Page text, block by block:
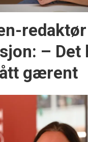
– Det
gærent